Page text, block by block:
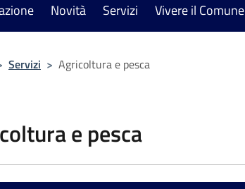
Novità Servizi Vivere il Comune
Servizi > Agricoltura e pesca
e pesca